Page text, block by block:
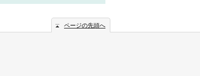
ページの先頭へ